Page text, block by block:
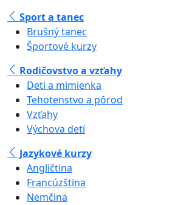
Sport a tanec
Brušný tanec
Športové kurzy
Rodičovstvo a vzťahy
Deti a mimienka
Tehotenstvo a pôrod
Vzťahy
Výchova detí
Jazykové kurzy
Angličtina
Francúzština
Nemčina